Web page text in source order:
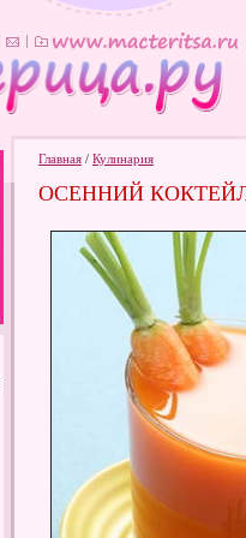
Главная / Кулинария
ОСЕННИЙ